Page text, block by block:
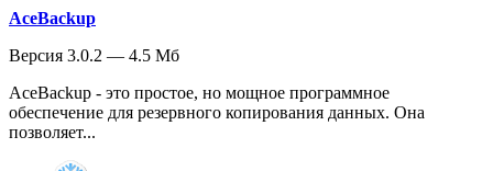
AceBackup
Версия 3.0.2 — 4.5 Мб
AceBackup - это простое, но мощное программное
обеспечение для резервного копирования данных. Она
позволяет...